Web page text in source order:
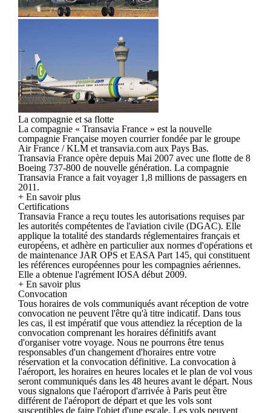
La compagnie et sa flotte
La compagnie « Transavia France » est la nouvelle
compagnie Française moyen courrier fondée par le groupe
Air France / KLM et transavia.com aux Pays Bas.
Transavia France opère depuis Mai 2007 avec une flotte de 8
Boeing 737-800 de nouvelle génération. La compagnie
Transavia France a fait voyager 1,8 millions de passagers en
2011.
+ En savoir plus
Certifications
Transavia France a reçu toutes les autorisations requises par
les autorités compétentes de l'aviation civile (DGAC). Elle
applique la totalité des standards réglementaires français et
européens, et adhère en particulier aux normes d'opérations et
de maintenance JAR OPS et EASA Part 145, qui constituent
les références européennes pour les compagnies aériennes.
Elle a obtenue l'agrément IOSA début 2009.
+ En savoir plus
Convocation
Tous horaires de vols communiqués avant réception de votre
convocation ne peuvent l'être qu'à titre indicatif. Dans tous
les cas, il est impératif que vous attendiez la réception de la
convocation comprenant les horaires définitifs avant
d'organiser votre voyage. Nous ne pourrons être tenus
responsables d'un changement d'horaires entre votre
réservation et la convocation définitive. La convocation à
l'aéroport, les horaires en heures locales et le plan de vol vous
seront communiqués dans les 48 heures avant le départ. Nous
vous signalons que l'aéroport d'arrivée à Paris peut être
différent de l'aéroport de départ et que les vols sont
susceptibles de faire l'objet d'une escale. Les vols peuvent